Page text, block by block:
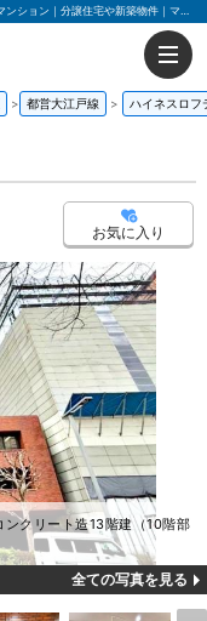
都営大江戸線 ハイネスロフ
お気に入り
クリート造13階建（10階部
全ての写真を見る